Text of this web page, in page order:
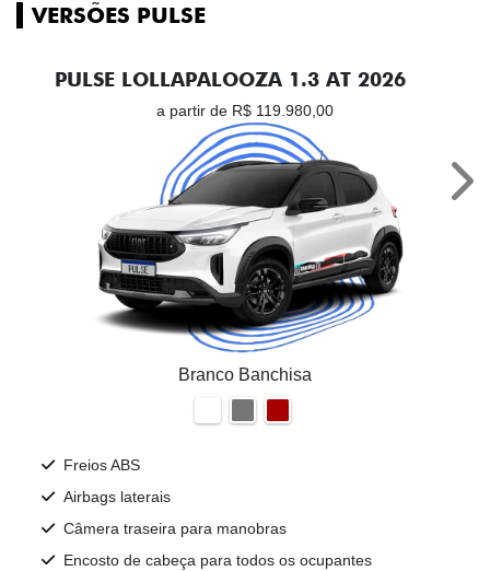
VERSÕES PULSE
PULSE LOLLAPALOOZA 1.3 AT 2026
a partir de R$ 119.980,00
Branco Banchisa
Freios ABS
Airbags laterais
Câmera traseira para manobras
Encosto de cabeça para todos os ocupantes